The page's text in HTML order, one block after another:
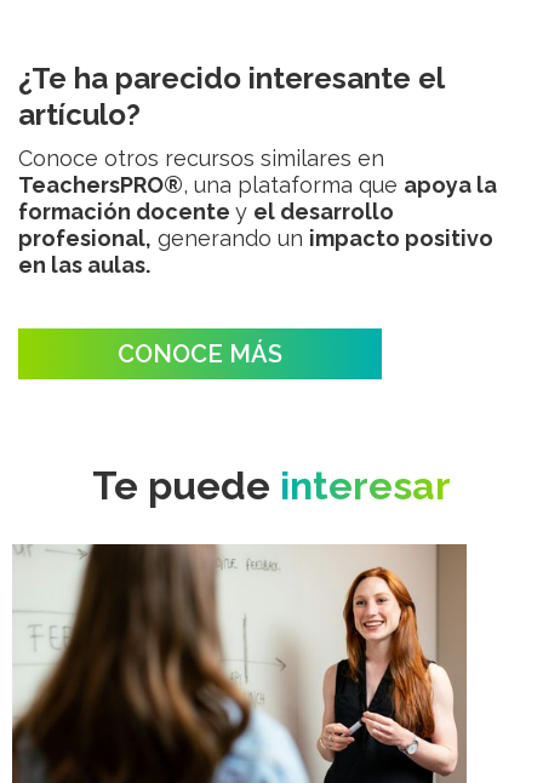
¿Te ha parecido interesante el
artículo?
Conoce otros recursos similares en
TeachersPRO®, una plataforma que apoya la
formación docente y el desarrollo
profesional, generando un impacto positivo
en las aulas.
CONOCE MÁS
Te puede interesar